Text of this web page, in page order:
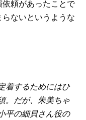
頼があったことで
ないというような
着するためにはひ
。だが、朱美ちゃ
平の細貝さん役の